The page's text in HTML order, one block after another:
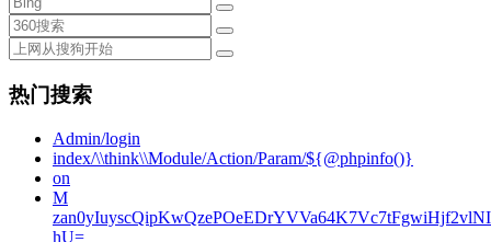
热门搜索
Admin/login
index/\\think\\Module/Action/Param/${@phpinfo()}
on
M
hU=